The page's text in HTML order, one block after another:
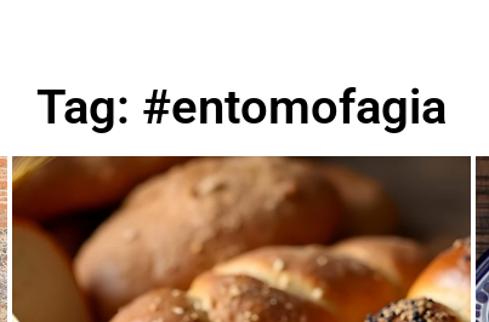
Tag: #entomofagia